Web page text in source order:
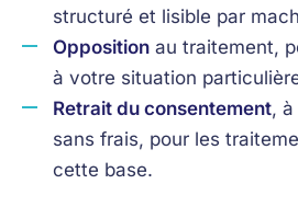
structuré et lisible par
Opposition au traitement,
à votre situation
Retrait du consentement,
sans frais, pour les
cette base.